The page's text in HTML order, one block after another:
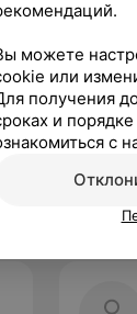
можете
или
получения
и
с